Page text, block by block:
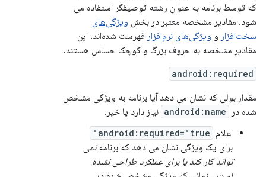
که توسط برنامه به عنوان رشته توصیفگر استفاده می
شود. مقادیر مشخصه معتبر در بخش ویژگی‌های
سخت‌افزار و ویژگی‌های نرم‌افزار فهرست شده‌اند. این
مقادیر مشخصه به حروف بزرگ و کوچک حساس هستند.
android:required
مقدار بولی که نشان می دهد آیا برنامه به ویژگی مشخص
شده در
android:name نیاز دارد یا خیر.
اعلام android:required="true"
برای یک ویژگی نشان می دهد که برنامهنمی
تواند کار کند یا برای عملکرد طراحی نشده